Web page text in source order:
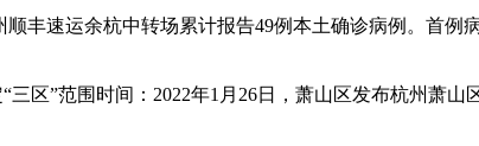
丰速运余杭中转场累计报告49例本土确诊病例。首例
区”范围时间：2022年1月26日，萧山区发布杭州萧山